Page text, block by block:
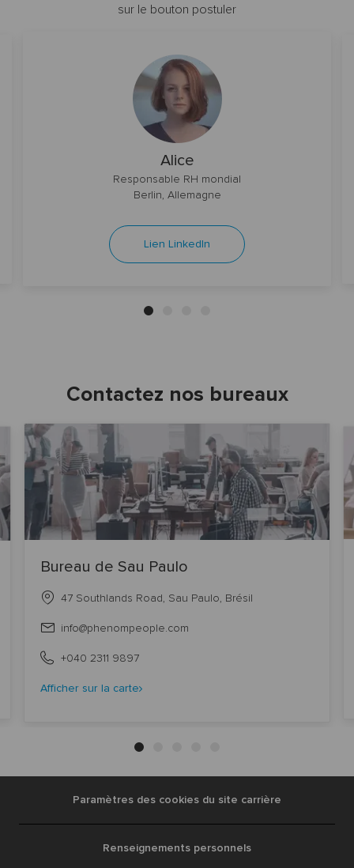
sur le bouton postuler
Alice
Responsable RH mondial
Berlin, Allemagne
Lien LinkedIn
Contactez nos bureaux
Bureau de Sau Paulo
location47 Southlands Road, Sau Paulo, Brésil
emailinfo@phenompeople.com
phone+040 2311 9897
Afficher sur la carte
Paramètres des cookies du site carrière
Renseignements personnels